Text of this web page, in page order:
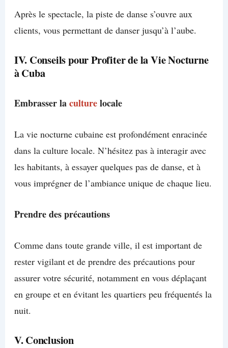
Après le spectacle, la piste de danse s’ouvre aux
clients, vous permettant de danser jusqu’à l’aube.
IV. Conseils pour Profiter de la Vie Nocturne
à Cuba
Embrasser laculturelocale
La vie nocturne cubaine est profondément enracinée
dans la culture locale. N’hésitez pas à interagir avec
les habitants, à essayer quelques pas de danse, et à
vous imprégner de l’ambiance unique de chaque lieu.
Prendre des précautions
Comme dans toute grande ville, il est important de
rester vigilant et de prendre des précautions pour
assurer votre sécurité, notamment en vous déplaçant
en groupe et en évitant les quartiers peu fréquentés la
nuit.
V. Conclusion